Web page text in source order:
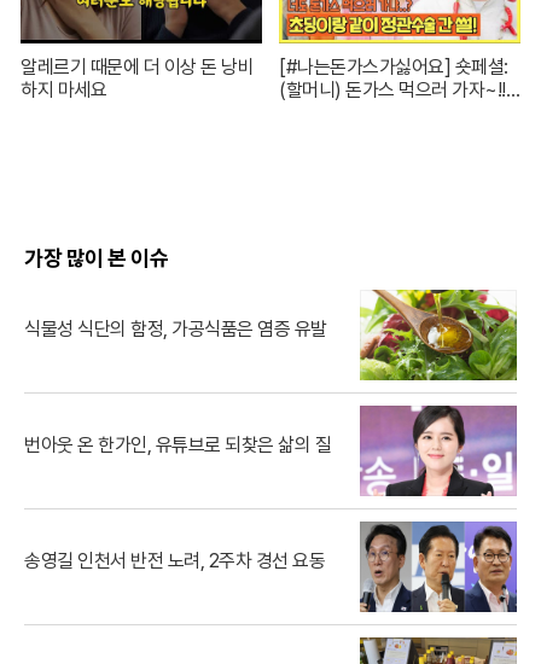
알레르기 때문에 더 이상 돈 낭비
하지 마세요
[#나는돈가스가싫어요] 숏페셜:
(할머니) 돈가스 먹으러 가자~!!
가장 많이 본 이슈
식물성 식단의 함정, 가공식품은 염증 유발
번아웃 온 한가인, 유튜브로 되찾은 삶의 질
송영길 인천서 반전 노려, 2주차 경선 요동